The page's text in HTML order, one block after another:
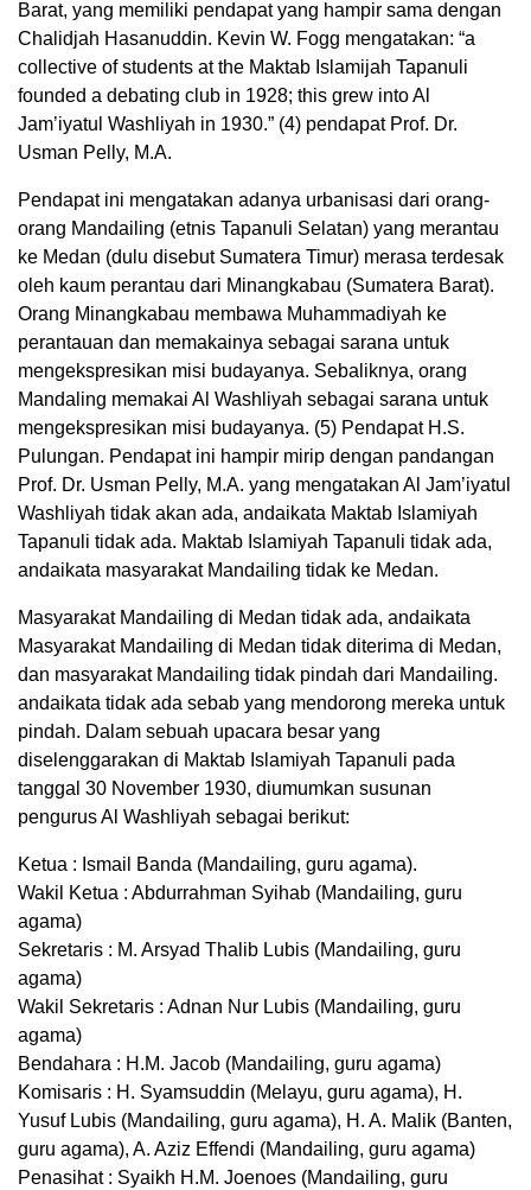
Barat, yang memiliki pendapat yang hampir sama dengan
Chalidjah Hasanuddin. Kevin W. Fogg mengatakan: “a
collective of students at the Maktab Islamijah Tapanuli
founded a debating club in 1928; this grew into Al
Jam’iyatul Washliyah in 1930.” (4) pendapat Prof. Dr.
Usman Pelly, M.A.
Pendapat ini mengatakan adanya urbanisasi dari orang-
orang Mandailing (etnis Tapanuli Selatan) yang merantau
ke Medan (dulu disebut Sumatera Timur) merasa terdesak
oleh kaum perantau dari Minangkabau (Sumatera Barat).
Orang Minangkabau membawa Muhammadiyah ke
perantauan dan memakainya sebagai sarana untuk
mengekspresikan misi budayanya. Sebaliknya, orang
Mandaling memakai Al Washliyah sebagai sarana untuk
mengekspresikan misi budayanya. (5) Pendapat H.S.
Pulungan. Pendapat ini hampir mirip dengan pandangan
Prof. Dr. Usman Pelly, M.A. yang mengatakan Al Jam’iyatul
Washliyah tidak akan ada, andaikata Maktab Islamiyah
Tapanuli tidak ada. Maktab Islamiyah Tapanuli tidak ada,
andaikata masyarakat Mandailing tidak ke Medan.
Masyarakat Mandailing di Medan tidak ada, andaikata
Masyarakat Mandailing di Medan tidak diterima di Medan,
dan masyarakat Mandailing tidak pindah dari Mandailing.
andaikata tidak ada sebab yang mendorong mereka untuk
pindah. Dalam sebuah upacara besar yang
diselenggarakan di Maktab Islamiyah Tapanuli pada
tanggal 30 November 1930, diumumkan susunan
pengurus Al Washliyah sebagai berikut:
Ketua : Ismail Banda (Mandailing, guru agama).
Wakil Ketua : Abdurrahman Syihab (Mandailing, guru
agama)
Sekretaris : M. Arsyad Thalib Lubis (Mandailing, guru
agama)
Wakil Sekretaris : Adnan Nur Lubis (Mandailing, guru
agama)
Bendahara : H.M. Jacob (Mandailing, guru agama)
Komisaris : H. Syamsuddin (Melayu, guru agama), H.
Yusuf Lubis (Mandailing, guru agama), H. A. Malik (Banten,
guru agama), A. Aziz Effendi (Mandailing, guru agama)
Penasihat : Syaikh H.M. Joenoes (Mandailing, guru